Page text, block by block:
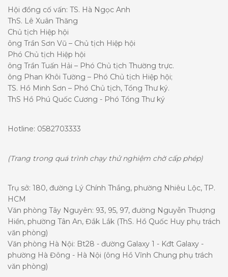
Hội đồng cố vấn: TS. Hà Ngọc Anh
ThS. Lê Xuân Thăng
Chủ tịch Hiệp hội
ông Trần Sơn Vũ – Chủ tịch Hiệp hội
Phó Chủ tịch Hiệp hội
ông Trần Tuấn Hải – Phó Chủ tịch Thường trực.
ông Phan Khôi Tường – Phó Chủ tịch Hiệp hội;
TS. Hồ Minh Sơn – Phó Chủ tịch, Tổng Thư ký.
ThS Hồ Phú Quốc Cương - Phó Tổng Thư ký
Hotline: 0582703333
(Trang trong quá trình chạy thử nghiệm chờ cấp phép)
Trụ sở: 180, đường Lý Chính Thắng, phường Nhiêu Lộc, TP.
HCM
Văn phòng Tây Nguyên: 93, 95, 97, đường Nguyễn Thượng
Hiền, phường Tân An, Đắk Lắk (ThS. Hồ Quốc Huy phụ trách
văn phòng)
Văn phòng Hà Nội: Bt28 - đường Galaxy 1 - Kđt Galaxy -
phường Hà Đông - Hà Nội (ông Hồ Vĩnh Chung phụ trách
văn phòng)